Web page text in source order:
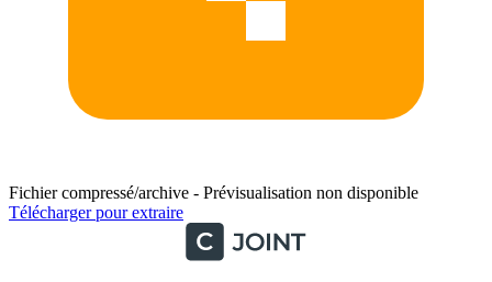
Fichier compressé/archive - Prévisualisation non disponible
Télécharger pour extraire